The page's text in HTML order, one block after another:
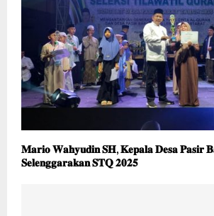
𝐌𝐚𝐫𝐢𝐨 𝐖𝐚𝐡𝐲𝐮𝐝𝐢𝐧 𝐒𝐇, 𝐊𝐞𝐩𝐚𝐥𝐚 𝐃𝐞𝐬𝐚 𝐏𝐚𝐬𝐢𝐫
𝐒𝐞𝐥𝐞𝐧𝐠𝐠𝐚𝐫𝐚𝐤𝐚𝐧 𝐒𝐓𝐐 𝟐𝟎𝟐𝟓